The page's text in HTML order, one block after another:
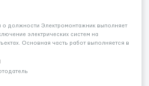
должности Электромонтажник выполняет
электрических систем на
Основная часть работ выполняется в
профессионалов с доказательным
...